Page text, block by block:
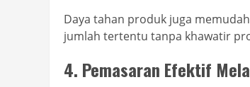
Daya tahan produk juga
jumlah tertentu tanpa khawatir
4. Pemasaran Efektif